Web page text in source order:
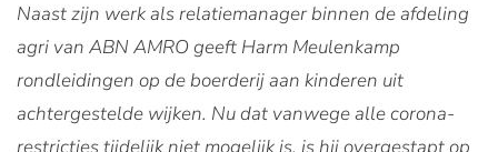
Naast zijn werk als relatiemanager binnen de afdeling
agri van ABN AMRO geeft Harm Meulenkamp
rondleidingen op de boerderij aan kinderen uit
achtergestelde wijken. Nu dat vanwege alle corona-